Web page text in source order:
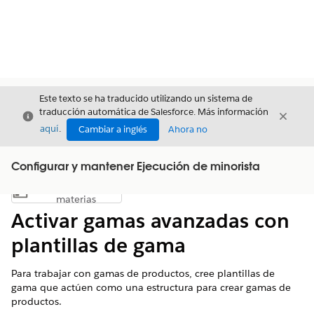
Cerrar
Este texto se ha traducido utilizando un sistema de
traducción automática de Salesforce. Más información
aquí. Cambiar a inglés Ahora no
Cerrar
Configurar y mantener Ejecución de minorista
Mostrar índice de materias
materias
Activar gamas avanzadas con
plantillas de gama
Para trabajar con gamas de productos, cree plantillas de
gama que actúen como una estructura para crear gamas de
productos.